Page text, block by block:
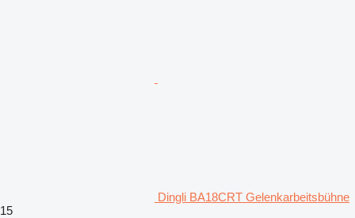
Dingli BA18CRT Gelenkarbeitsbühne
15